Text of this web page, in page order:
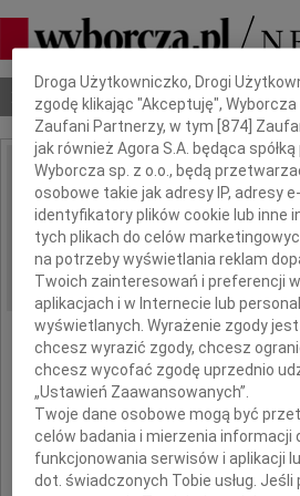
Nekrologi Odeszli Poradnik
IMIĘ I NAZWISKO:
REGION: Warszawa
DATA EMISJI: 27.08.2009
wyrazy
Dbamy o Twoją prywatność
Droga Użytkowniczko, Drogi
zgodę klikając "Akceptuję", Wyborcza
Zaufani Partnerzy, w tym [874 ]
jak również Agora S.A. będąca
Wyborcza sp. z o.o., będą
osobowe takie jak adresy IP, adresy
identyfikatory plików cookie lub inne
tych plikach do celów
na potrzeby wyświetlania reklam
Twoich zainteresowań i preferencji
aplikacjach i w Internecie lub
wyświetlanych. Wyrażenie zgody
chcesz wyrazić zgody, chcesz
chcesz wycofać zgodę uprzednio
„Ustawień Zaawansowanych”.
Twoje dane osobowe mogą być
celów badania i mierzenia informacji
funkcjonowania serwisów i aplikacji
dot. świadczonych Tobie usług. Jeśli